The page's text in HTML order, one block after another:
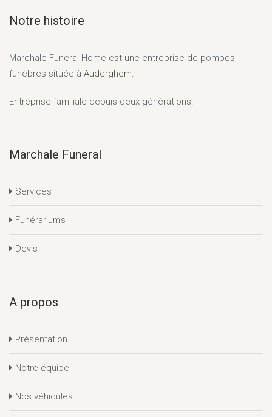
Notre histoire
Marchale Funeral Home est une entreprise de pompes
funèbres située à Auderghem.
Entreprise familiale depuis deux générations.
Marchale Funeral
Services
Funérariums
Devis
A propos
Présentation
Notre équipe
Nos véhicules